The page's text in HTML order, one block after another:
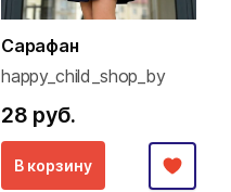
Сарафан
happy_child_shop_by
28 руб.
В корзину